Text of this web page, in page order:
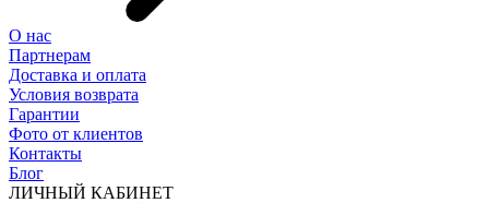
О нас
Партнерам
Доставка и оплата
Условия возврата
Гарантии
Фото от клиентов
Контакты
Блог
ЛИЧНЫЙ КАБИНЕТ